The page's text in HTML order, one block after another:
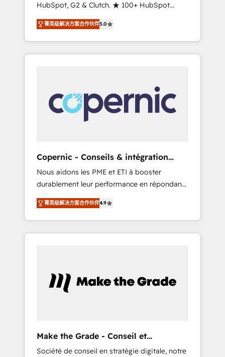
service to drive sustainable growth With 6
key HubSpot accreditations and experience
across hundreds of organizations in dozens
of industries, there’s a good chance one of
our globally integrated teams has worked
looking for...and get your next big initiative
moving!
HubSpot, G2 & Clutch. ★ 100+ HubSpot
Certified Experts & Trainers across the team
★ 1,500+ implementations across five
continents ★ AI-First, RevOps-led,
Onboarding obsessed ★ Company of the
engine. We onboard your team, migrate your
data, and build AI-powered workflows that
drive adoption from week one, in your time
from any legacy CRM. Zero downtime, full
data integrity. ➤ Implementation: Configure
HubSpot to run your revenue process. Sales,
marketing, and service wired together. ➤ AI
and Integrations: Layer Breeze AI, custom
agents, and APIs to remove manual work. ➤
Ongoing Management: Monthly tune-ups,
菁英级解决方案合作伙伴5.0
Copernic - Conseils & intégration
HubSpot
Nous aidons les PME et ETI à booster
durablement leur performance en répondant
aux vrais défis : • Intégration de HubSpot
avec d’autres outils (ERP, téléphonie, etc.) •
Alignement des équipes grâce à un outil et
des données partagées • Amélioration de la
Notre équipe de 30 consultants certifiés
HubSpot aborde chaque projet avec un
objectifs d’entreprise. Grâce à une
méthodologie éprouvée auprès de plus de
菁英级解决方案合作伙伴4.9
Make the Grade - Conseil et
intégrateur HubSpot
Société de conseil en stratégie digitale, notre